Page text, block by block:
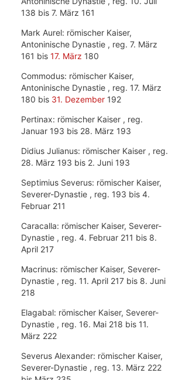
138 bis 7. März 161
Mark Aurel: römischer Kaiser,
Antoninische Dynastie , reg. 7. März
161 bis 17. März 180
Commodus: römischer Kaiser,
Antoninische Dynastie , reg. 17. März
180 bis 31. Dezember 192
Pertinax: römischer Kaiser , reg.
Januar 193 bis 28. März 193
Didius Julianus: römischer Kaiser , reg.
28. März 193 bis 2. Juni 193
Septimius Severus: römischer Kaiser,
Severer-Dynastie , reg. 193 bis 4.
Februar 211
Caracalla: römischer Kaiser, Severer-
Dynastie , reg. 4. Februar 211 bis 8.
April 217
Macrinus: römischer Kaiser, Severer-
Dynastie , reg. 11. April 217 bis 8. Juni
218
Elagabal: römischer Kaiser, Severer-
Dynastie , reg. 16. Mai 218 bis 11.
März 222
Severus Alexander: römischer Kaiser,
Severer-Dynastie , reg. 13. März 222